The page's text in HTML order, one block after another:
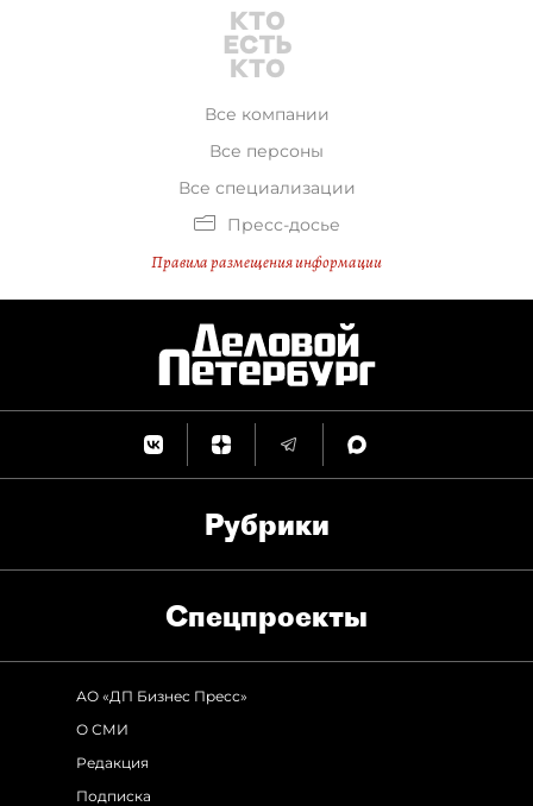
Все компании
Все персоны
Все специализации
Пресс-досье
Правила размещения информации
Рубрики
Спец­проекты
АО «ДП Бизнес Пресс»
О СМИ
Редакция
Подписка